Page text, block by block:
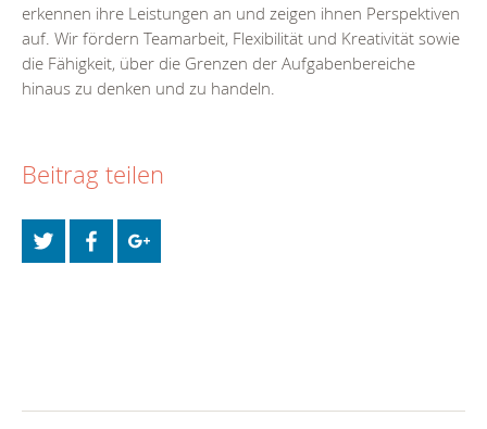
erkennen ihre Leistungen an und zeigen ihnen Perspektiven
auf. Wir fördern Teamarbeit, Flexibilität und Kreativität sowie
die Fähigkeit, über die Grenzen der Aufgabenbereiche
hinaus zu denken und zu handeln.
Beitrag teilen